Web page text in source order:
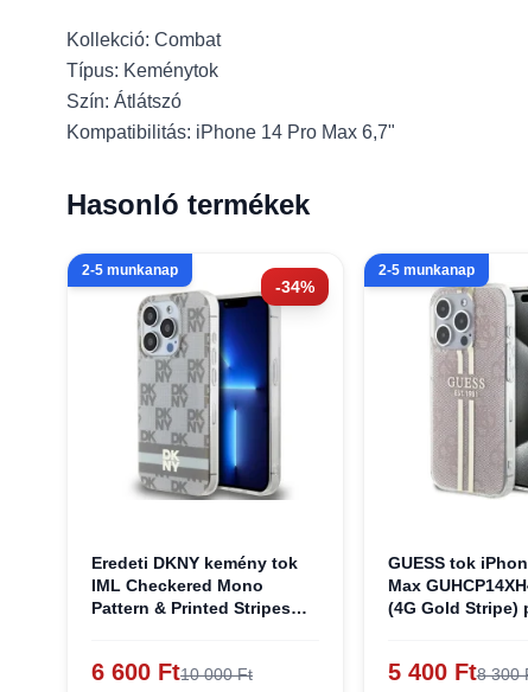
Kollekció: Combat
Típus: Keménytok
Szín: Átlátszó
Kompatibilitás: iPhone 14 Pro Max 6,7"
Hasonló termékek
-34%
2-5 munkanap
Eredeti DKNY kemény tok
IML Checkered Mono
Pattern & Printed Stripes
14 Pro Max számára bézs
6 600 Ft10 000 Ft
2-5 munkanap
GUESS tok
Max
(4G Gold Stripe)
5 400 Ft8 300